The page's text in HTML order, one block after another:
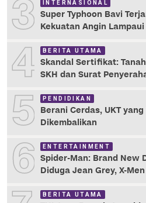
3 INTERNASIONAL
Super Typhoon Bavi
Kekuatan Angin
4 BERITA UTAMA
Skandal Sertifikat:
SKH dan Surat
5 PENDIDIKAN
Berani Cerdas, UKT
Dikembalikan
6 ENTERTAINMENT
Spider-Man: Brand New
Diduga Jean Grey, X-
BERITA UTAMA